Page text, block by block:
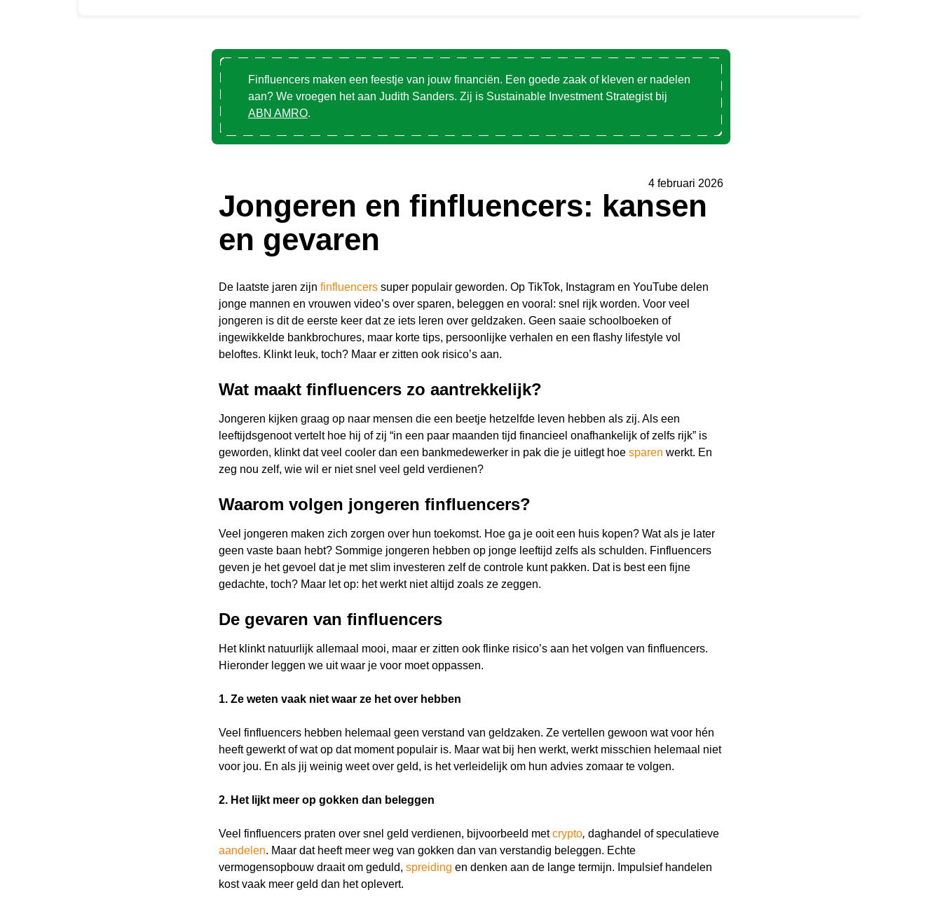
Finfluencers maken een feestje van jouw financiën. Een goede zaak of kleven er nadelen
aan? We vroegen het aan Judith Sanders. Zij is Sustainable Investment Strategist bij
ABN AMRO.
4 februari 2026
Jongeren en finfluencers: kansen
en gevaren
De laatste jaren zijn finfluencers super populair geworden. Op TikTok, Instagram en YouTube delen
jonge mannen en vrouwen video’s over sparen, beleggen en vooral: snel rijk worden. Voor veel
jongeren is dit de eerste keer dat ze iets leren over geldzaken. Geen saaie schoolboeken of
ingewikkelde bankbrochures, maar korte tips, persoonlijke verhalen en een flashy lifestyle vol
beloftes. Klinkt leuk, toch? Maar er zitten ook risico’s aan.
Wat maakt finfluencers zo aantrekkelijk?
Jongeren kijken graag op naar mensen die een beetje hetzelfde leven hebben als zij. Als een
leeftijdsgenoot vertelt hoe hij of zij “in een paar maanden tijd financieel onafhankelijk of zelfs rijk” is
geworden, klinkt dat veel cooler dan een bankmedewerker in pak die je uitlegt hoe sparen werkt. En
zeg nou zelf, wie wil er niet snel veel geld verdienen?
Waarom volgen jongeren finfluencers?
Veel jongeren maken zich zorgen over hun toekomst. Hoe ga je ooit een huis kopen? Wat als je later
geen vaste baan hebt? Sommige jongeren hebben op jonge leeftijd zelfs als schulden. Finfluencers
geven je het gevoel dat je met slim investeren zelf de controle kunt pakken. Dat is best een fijne
gedachte, toch? Maar let op: het werkt niet altijd zoals ze zeggen.
De gevaren van finfluencers
Het klinkt natuurlijk allemaal mooi, maar er zitten ook flinke risico’s aan het volgen van finfluencers.
Hieronder leggen we uit waar je voor moet oppassen.
1. Ze weten vaak niet waar ze het over hebben
Veel finfluencers hebben helemaal geen verstand van geldzaken. Ze vertellen gewoon wat voor hén
heeft gewerkt of wat op dat moment populair is. Maar wat bij hen werkt, werkt misschien helemaal niet
voor jou. En als jij weinig weet over geld, is het verleidelijk om hun advies zomaar te volgen.
2. Het lijkt meer op gokken dan beleggen
Veel finfluencers praten over snel geld verdienen, bijvoorbeeld metcrypto, daghandel of speculatieve
aandelen. Maar dat heeft meer weg van gokken dan van verstandig beleggen. Echte
vermogensopbouw draait om geduld, spreiding en denken aan de lange termijn. Impulsief handelen
kost vaak meer geld dan het oplevert.